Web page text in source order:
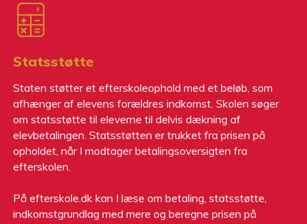
Statsstøtte
Staten støtter et efterskoleophold med et beløb, som
afhænger af elevens forældres indkomst. Skolen søger
om statsstøtte til eleverne til delvis dækning af
elevbetalingen. Statsstøtten er trukket fra prisen på
opholdet, når I modtager betalingsoversigten fra
efterskolen.
På efterskole.dk kan I læse om betaling, statsstøtte,
indkomstgrundlag med mere og beregne prisen på